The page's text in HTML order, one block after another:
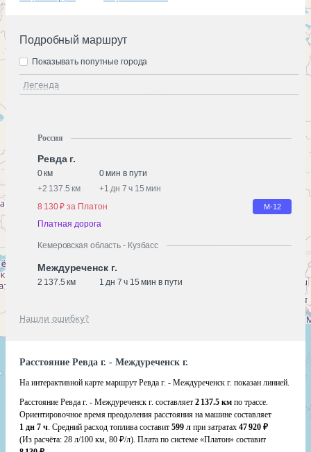
Подробный маршрут
Легенда
Показывать попутные города
Россия
Ревда г.
0 км
0 мин в пути
+2 137.5 км +1 дн 7 ч 15 мин
8 130 ₽ за Платон
М-12
Платная дорога
Кемеровская область - Кузбасс
Междуреченск г.
2 137.5 км 1 дн 7 ч 15 мин в пути
Нашли ошибку?
Расстояние Ревда г. - Междуреченск г.
На интерактивной карте маршрут Ревда г. - Междуреченск г. показан линией.
Расстояние Ревда г. - Междуреченск г. составляет 2 137.5 км по трассе.
Ориентировочное время преодоления расстояния на машине составляет
1 дн 7 ч. Средний расход топлива составит 599 л при затратах 47 920 ₽
(Из расчёта: 28 л/100 км, 80 ₽/л). Плата по системе «Платон» составит